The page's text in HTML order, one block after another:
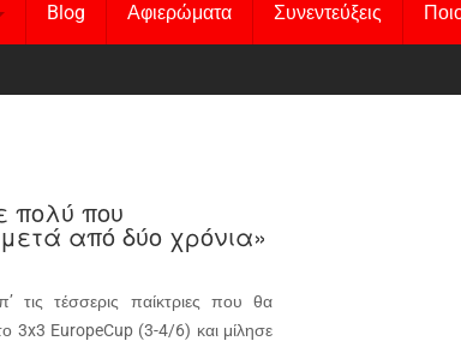
Blog Αφιερώματα Συνεντεύξεις
πολύ που
από δύο χρόνια»
τις τέσσερις παίκτριες που θα
EuropeCup (3-4/6) και μίλησε